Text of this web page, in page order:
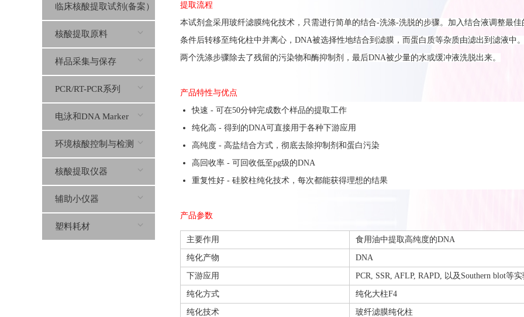
临床核酸提取试剂(备案）
核酸提取原料
样品采集与保存
PCR/RT-PCR系列
电泳和DNA Marker
环境核酸控制与检测
核酸提取仪器
辅助小仪器
塑料耗材
提取流程
本试剂盒采用玻纤滤膜纯化技术，只需进行简单的结合-洗涤-洗脱的步骤。 加入结合液调整最佳
条件后转移至纯化柱中并离心， DNA被选择性地结合到 滤膜，而蛋白质等杂质由滤出到滤液中
两个洗涤步骤除去了残留的污染物和酶抑制剂， 最后DNA被少量的水或缓冲液洗脱出来。
产品特性与优点
快速 - 可在50分钟完成数个样品的提取工作
纯化高 - 得到的DNA可直接用于各种下游应用
高纯度 - 高盐结合方式，彻底去除抑制剂和蛋白污染
高回收率 - 可回收低至pg级的DNA
重复性好 - 硅胶柱纯化技术，每次都能获得理想的结果
产品参数
主要作用 食用油中提取高纯度的DNA
纯化产物 DNA
下游应用 PCR, SSR, AFLP, RAPD, 以及Southern blot等实
纯化方式 纯化大柱F4
纯化技术 玻纤滤膜纯化柱